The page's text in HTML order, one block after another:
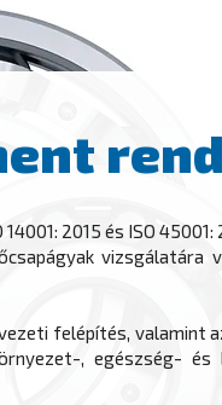
2015 és ISO 45001:
vizsgálatára
felépítés, valamint
, egészség- és